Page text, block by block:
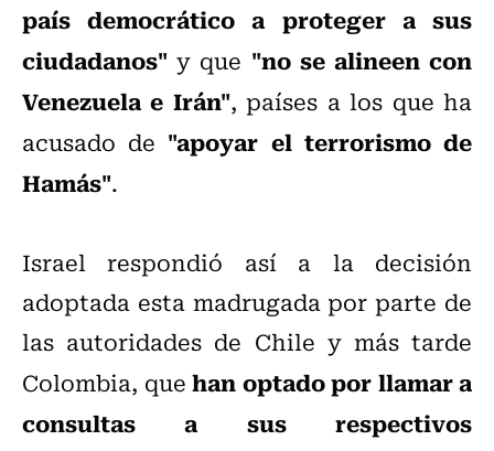
país democrático a proteger a sus
ciudadanos" y que "no se alineen con
Venezuela e Irán", países a los que ha
acusado de "apoyar el terrorismo de
Hamás".
Israel respondió así a la decisión
adoptada esta madrugada por parte de
las autoridades de Chile y más tarde
Colombia, quehan optado por llamar a
consultas a sus respectivos